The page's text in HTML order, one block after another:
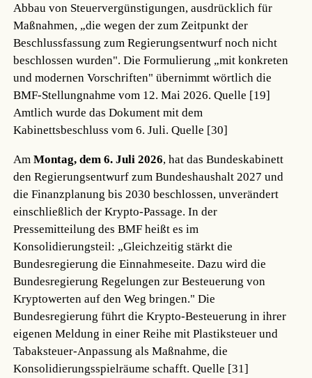
Abbau von Steuervergünstigungen, ausdrücklich für
Maßnahmen, „die wegen der zum Zeitpunkt der
Beschlussfassung zum Regierungsentwurf noch nicht
beschlossen wurden". Die Formulierung „mit konkreten
und modernen Vorschriften" übernimmt wörtlich die
BMF-Stellungnahme vom 12. Mai 2026.Quelle [19]
Amtlich wurde das Dokument mit dem
Kabinettsbeschluss vom 6. Juli.Quelle [30]
AmMontag, dem 6. Juli 2026, hat das Bundeskabinett
den Regierungsentwurf zum Bundeshaushalt 2027 und
die Finanzplanung bis 2030 beschlossen, unverändert
einschließlich der Krypto-Passage. In der
Pressemitteilung des BMF heißt es im
Konsolidierungsteil: „Gleichzeitig stärkt die
Bundesregierung die Einnahmeseite. Dazu wird die
Bundesregierung Regelungen zur Besteuerung von
Kryptowerten auf den Weg bringen." Die
Bundesregierung führt die Krypto-Besteuerung in ihrer
eigenen Meldung in einer Reihe mit Plastiksteuer und
Tabaksteuer-Anpassung als Maßnahme, die
Konsolidierungsspielräume schafft.Quelle [31]